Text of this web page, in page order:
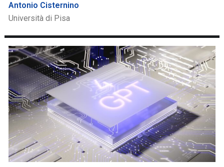
Antonio Cisternino
Università di Pisa